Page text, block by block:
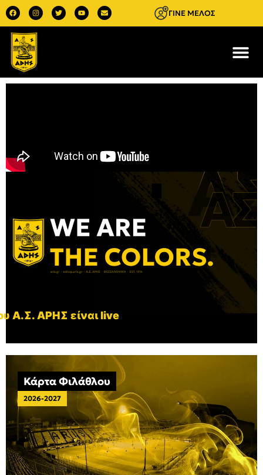
ΓΙΝΕ ΜΕΛΟΣ
Α.Σ. ΑΡΗΣ είναι live
Κάρτα Φιλάθλου
2026-2027